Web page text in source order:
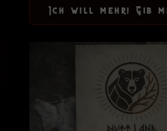
Ich will mehr! Gib